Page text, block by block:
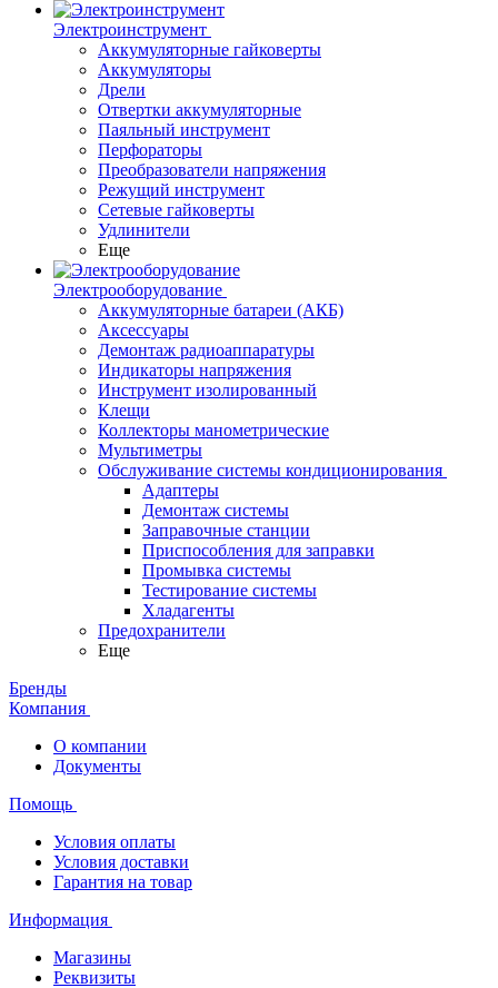
Электроинструмент
Аккумуляторные гайковерты
Аккумуляторы
Дрели
Отвертки аккумуляторные
Паяльный инструмент
Перфораторы
Преобразователи напряжения
Режущий инструмент
Сетевые гайковерты
Удлинители
Еще
Электрооборудование
Аккумуляторные батареи (АКБ)
Аксессуары
Демонтаж радиоаппаратуры
Индикаторы напряжения
Инструмент изолированный
Клещи
Коллекторы манометрические
Мультиметры
Обслуживание системы кондиционирования
Адаптеры
Демонтаж системы
Заправочные станции
Приспособления для заправки
Промывка системы
Тестирование системы
Хладагенты
Предохранители
Еще
Бренды
Компания
О компании
Документы
Помощь
Условия оплаты
Условия доставки
Гарантия на товар
Информация
Магазины
Реквизиты